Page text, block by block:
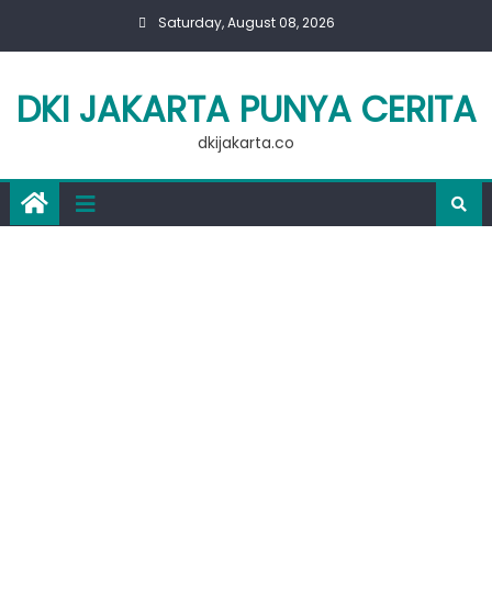
Saturday, August 08, 2026
DKI JAKARTA PUNYA CERITA
dkijakarta.co